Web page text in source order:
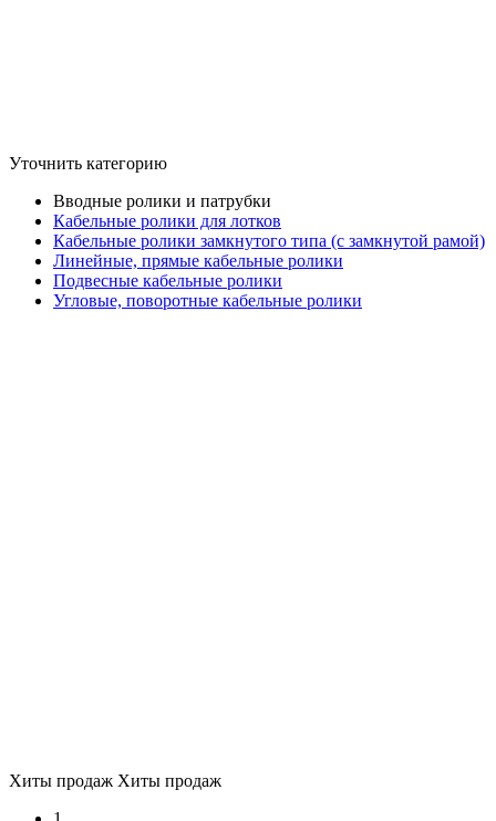
Уточнить категорию
Вводные ролики и патрубки
Кабельные ролики для лотков
Кабельные ролики замкнутого типа (с замкнутой рамой)
Линейные, прямые кабельные ролики
Подвесные кабельные ролики
Угловые, поворотные кабельные ролики
Хиты продаж Хиты продаж